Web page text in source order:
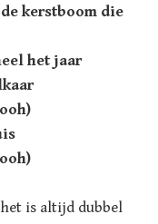
kerstboom die
het jaar
het is altijd dubbel